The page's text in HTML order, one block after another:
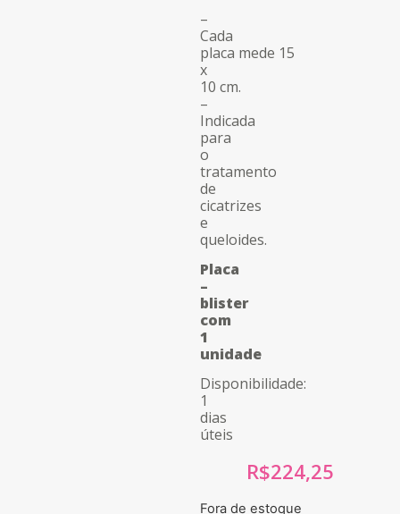
–
Cada
placa mede 15
x
10 cm.
–
Indicada
para
o
tratamento
de
cicatrizes
e
queloides.
Placa
–
blister
com
1
unidade
Disponibilidade:
1
dias
úteis
R$224,25
Fora de estoque